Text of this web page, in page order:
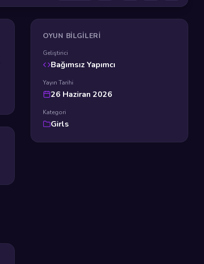
OYUN BILGILERI
Geliştirici
Bağımsız Yapımcı
Yayın Tarihi
26 Haziran 2026
Kategori
Girls